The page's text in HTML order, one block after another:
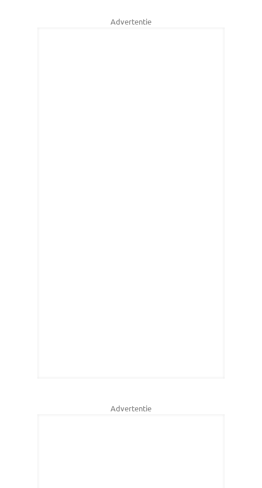
Advertentie
Advertentie